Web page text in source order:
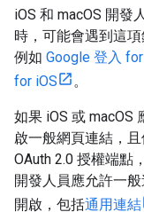
iOS 和 macOS 開發
時，可能會遇到這
例如 Google 登入
for iOS
。
如果 iOS 或 macOS
啟一般網頁連結，
OAuth 2.0 授權端點
開發人員應允許一
開啟，包括通用連結